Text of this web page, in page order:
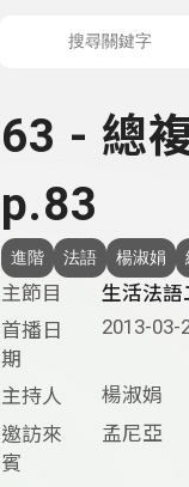
63 - 總
p.83
進階 法語 楊淑娟
主節目
生活法語
首播日
期
2013-03-
主持人
楊淑娟
邀訪來
賓
孟尼亞